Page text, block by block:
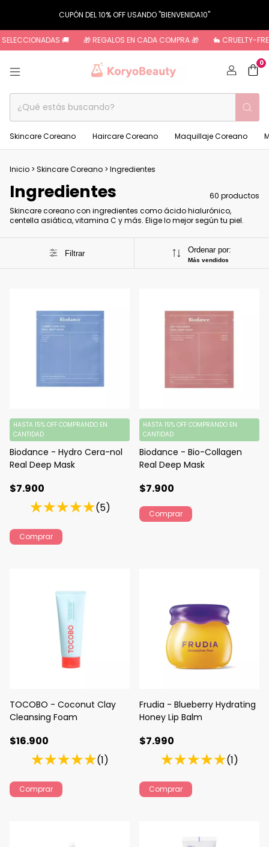
CUPÓN DEL 10% OFF USANDO "BIENVENIDA10"
🚚 🎁 REGALOS EN CADA COMPRA 🎁 🐇 CRUELTY-FREE 🐇
0
Skincare Coreano Haircare Coreano Maquillaje Coreano
Inicio > Skincare Coreano > Ingredientes
Ingredientes
60 productos
Skincare coreano con ingredientes como ácido hialurónico,
centella asiática, vitamina C y más. Elige lo mejor según tu piel.
Filtrar Ordenar por:
Más vendidos
Biodance - Hydro Cera-nol
Real Deep Mask
$7.900
(5)
HASTA 15% OFF COMPRANDO EN
CANTIDAD
Biodance - Bio-Collagen
Real Deep Mask
$7.900
HASTA 15% OFF COMPRANDO EN
CANTIDAD
TOCOBO - Coconut Clay
Cleansing Foam
$16.900
(1)
Frudia - Blueberry Hydrating
Honey Lip Balm
$7.990
(1)